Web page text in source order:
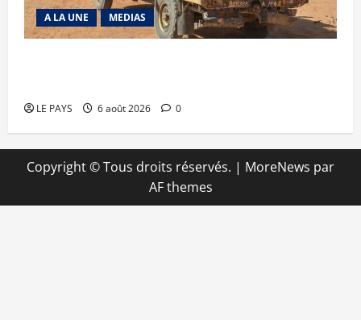
A LA UNE MEDIAS
LE PAYS 6 août 2026 0
Copyright © Tous droits réservés. | MoreNews par
AF themes